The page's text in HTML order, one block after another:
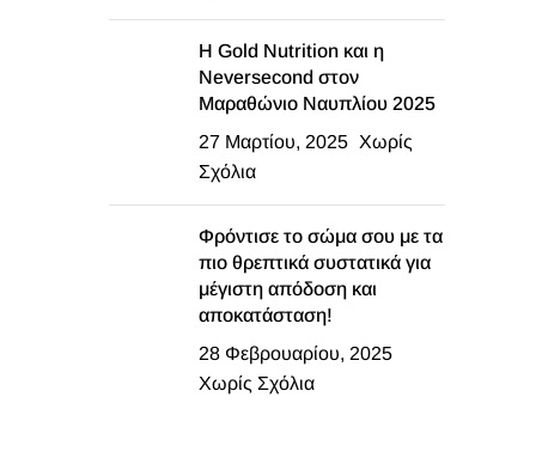
Η Gold Nutrition και η
Neversecond στον
Μαραθώνιο Ναυπλίου 2025
27 Μαρτίου, 2025 Χωρίς
Σχόλια
Φρόντισε το σώμα σου με τα
πιο θρεπτικά συστατικά για
μέγιστη απόδοση και
αποκατάσταση!
28 Φεβρουαρίου, 2025
Χωρίς Σχόλια